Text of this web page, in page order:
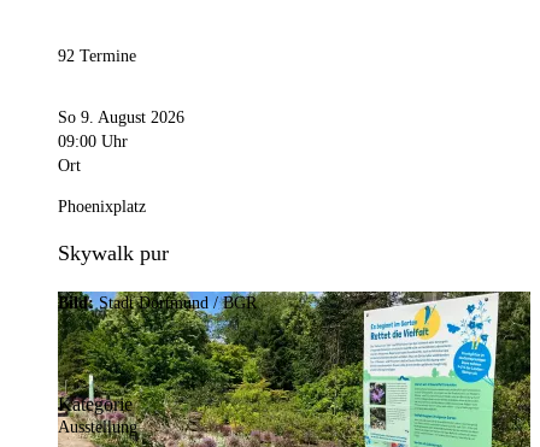
92 Termine
So 9. August 2026
09:00 Uhr
Ort
Phoenixplatz
Skywalk pur
Bild: Stadt Dortmund / BGR
Kategorie
Ausstellung